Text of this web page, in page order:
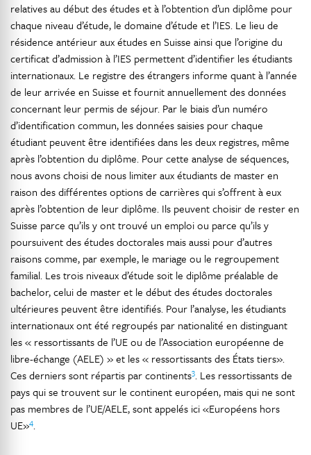
relatives au début des études et à l’obtention d’un diplôme pour
chaque niveau d’étude, le domaine d’étude et l’IES. Le lieu de
résidence antérieur aux études en Suisse ainsi que l’origine du
certificat d’admission à l’IES permettent d’identifier les étudiants
internationaux. Le registre des étrangers informe quant à l’année
de leur arrivée en Suisse et fournit annuellement des données
concernant leur permis de séjour. Par le biais d’un numéro
d’identification commun, les données saisies pour chaque
étudiant peuvent être identifiées dans les deux registres, même
après l’obtention du diplôme. Pour cette analyse de séquences,
nous avons choisi de nous limiter aux étudiants de master en
raison des différentes options de carrières qui s’offrent à eux
après l’obtention de leur diplôme. Ils peuvent choisir de rester en
Suisse parce qu’ils y ont trouvé un emploi ou parce qu’ils y
poursuivent des études doctorales mais aussi pour d’autres
raisons comme, par exemple, le mariage ou le regroupement
familial. Les trois niveaux d’étude soit le diplôme préalable de
bachelor, celui de master et le début des études doctorales
ultérieures peuvent être identifiés. Pour l’analyse, les étudiants
internationaux ont été regroupés par nationalité en distinguant
les « ressortissants de l’UE ou de l’Association européenne de
libre-échange (AELE) » et les « ressortissants des États tiers».
Ces derniers sont répartis par continents3. Les ressortissants de
pays qui se trouvent sur le continent européen, mais qui ne sont
pas membres de l’UE/AELE, sont appelés ici «Européens hors
UE»4.